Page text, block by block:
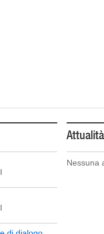
Attualità
Nessuna